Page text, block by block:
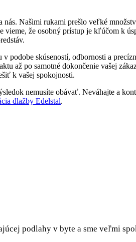
nás. Našimi rukami prešlo veľké
že osobný prístup je kľúčom k
v podobe skúseností, odbornosti a
až po samotné dokončenie vašej
k vašej spokojnosti.
nemusíte obávať. Neváhajte a
dlažby Edelstal.
podlahy v byte a sme veľmi